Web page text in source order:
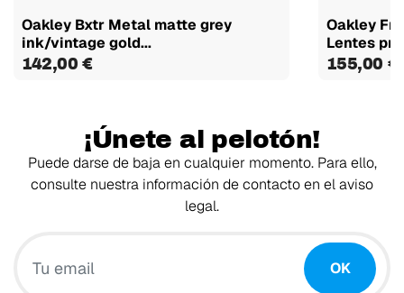
Oakley Bxtr Metal matte grey
ink/vintage gold...
142,00 €
Oakley
Lentes
155,00 €
¡Únete al pelotón!
Puede darse de baja en cualquier momento. Para ello,
consulte nuestra información de contacto en el aviso
legal.
OK